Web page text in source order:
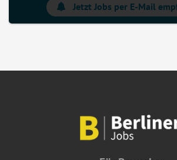
Jetzt Jobs per E-Mail